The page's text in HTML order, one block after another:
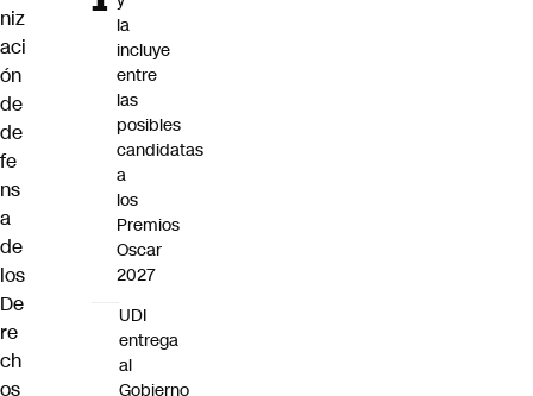
niz
aci
ón
de
de
fe
ns
a
de
los
De
re
ch
os
la
incluye
entre
las
posibles
candidatas
a
los
Premios
Oscar
2027
UDI
entrega
al
Gobierno